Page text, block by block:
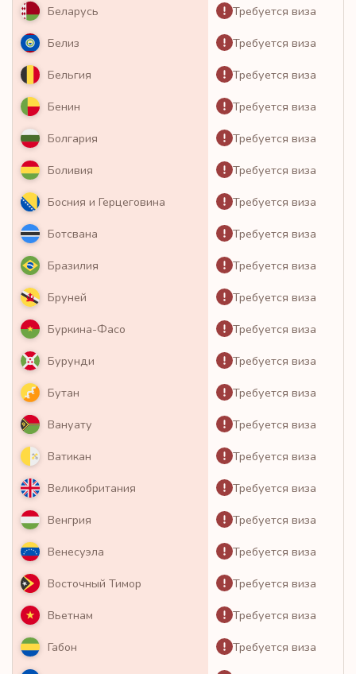
Беларусь Требуется виза
Белиз Требуется виза
Бельгия Требуется виза
Бенин Требуется виза
Болгария Требуется виза
Боливия Требуется виза
Босния и Герцеговина Требуется виза
Ботсвана Требуется виза
Бразилия Требуется виза
Бруней Требуется виза
Буркина-Фасо Требуется виза
Бурунди Требуется виза
Бутан Требуется виза
Вануату Требуется виза
Ватикан Требуется виза
Великобритания Требуется виза
Венгрия Требуется виза
Венесуэла Требуется виза
Восточный Тимор Требуется виза
Вьетнам Требуется виза
Габон Требуется виза